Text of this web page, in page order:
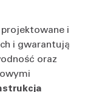
i
i gwarantują
oraz